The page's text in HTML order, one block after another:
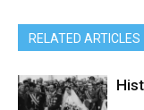
RELATED ARTICLES